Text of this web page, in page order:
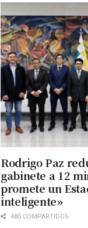
Rodrigo Paz
gabinete a 12
promete un
inteligente»
480 COMPARTIDOS